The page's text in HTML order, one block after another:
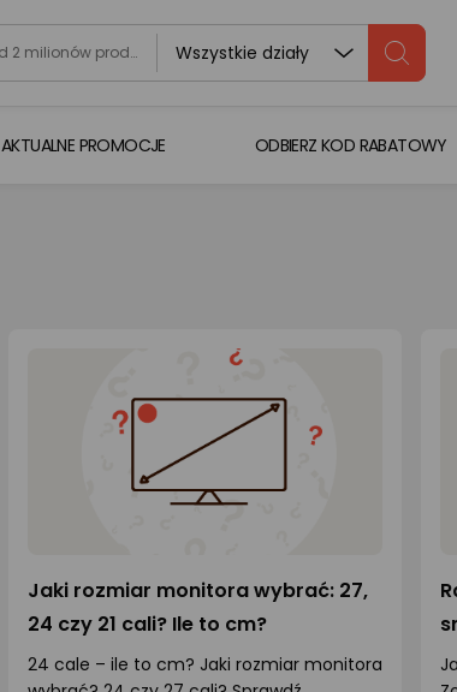
Wszystkie działy
AKTUALNE PROMOCJE ODBIERZ KOD RABATOWY
Jaki rozmiar monitora wybrać: 27,
24 czy 21 cali? Ile to cm?
24 cale – ile to cm? Jaki rozmiar monitora